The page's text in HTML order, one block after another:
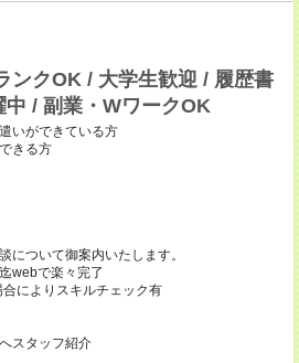
ンクOK / 大学生歓迎 / 履歴書
/ 副業・WワークOK
いができている方
きる方
について御案内いたします。
webで楽々完了
によりスキルチェック有
スタッフ紹介